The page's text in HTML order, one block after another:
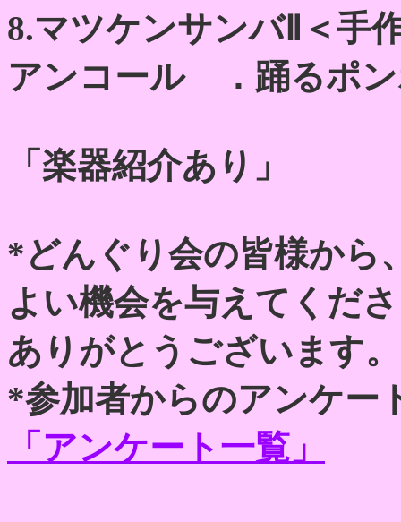
8.マツケンサンバⅡ＜手
アンコール ．踊るポ
「楽器紹介あり」
*どんぐり会の皆様から
よい機会を与えてくだ
ありがとうございます。
*参加者からのアンケー
「アンケート一覧」